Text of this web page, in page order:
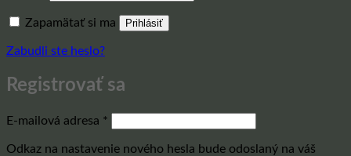
Zapamätať si ma Prihlásiť
Zabudli ste heslo?
Registrovať sa
E-mailová adresa *
Odkaz na nastavenie nového hesla bude odoslaný na váš